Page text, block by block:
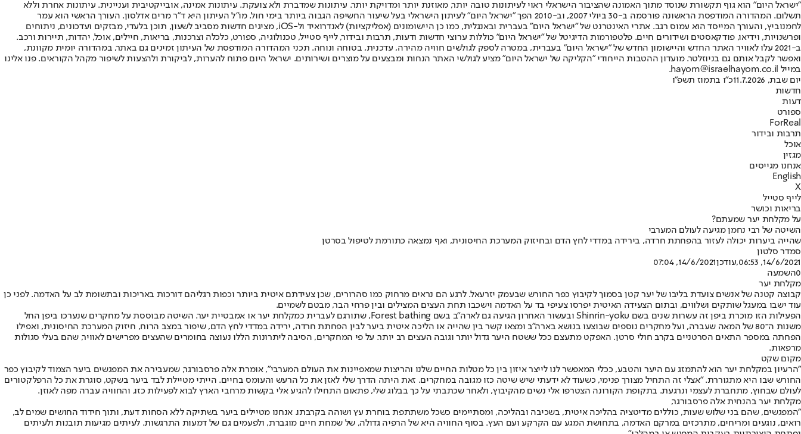
"ישראל היום" הוא גוף תקשורת שנוסד מתוך האמונה שהציבור הישראלי ראוי לעיתונות טובה יותר, מאוזנת יותר ומדויקת יותר. עיתונות שמדברת ולא צועקת. עיתונות אמינה, אובייקטיבית ועניינית. עיתונות אחרת וללא
תשלום. המהדורה המודפסת הראשונה פורסמה ב-30 ביולי 2007, וב-2010 הפך "ישראל היום" לעיתון הישראלי בעל שיעור החשיפה הגבוה ביותר בימי חול. מו"ל העיתון היא ד"ר מרים אדלסון. העורך הראשי הוא עמר
לחמנוביץ, והעורך המייסד הוא עמוס רגב. אתרי האינטרנט של "ישראל היום" בעברית ובאנגלית, כמו כן היישומונים (אפליקציות) לאנדרואיד ול-iOS, מציגים חדשות מסביב לשעון, תוכן בלעדי, מבזקים ועדכונים, ניתוחים
ופרשנויות, וידיאו, פודקאסטים ושידורים חיים. פלטפורמות הדיגיטל של "ישראל היום" כוללות ערוצי חדשות ודעות, תרבות ובידור, לייף סטייל, טכנולוגיה, ספורט, כלכלה וצרכנות, בריאות, חיילים, אוכל, יהדות, תיירות ורכב.
ב-2021 עלו לאוויר האתר החדש והיישומון החדש של "ישראל היום" בעברית, במטרה לספק לגולשים חוויה מהירה, עדכנית, בטוחה ונוחה. תכני המהדורה המודפסת של העיתון זמינים גם באתר, במהדורה יומית מקוונת,
ואפשר לקבל אותם גם בניוזלטר. מועדון ההטבות הייחודי "הקליקה של ישראל היום" מציע לגולשי האתר הנחות ומבצעים על מוצרים ושירותים. ישראל היום פתוח להערות, לביקורת ולהצעות לשיפור מקהל הקוראים. פנו אלינו
במייל hayom@israelhayom.co.il.
יום שבת, 11.7.2026
כ"ו בתמוז תשפ"ו
חדשות
דעות
ספורט
ForReal
תרבות ובידור
אוכל
מגזין
אנחנו מגייסים
English
X
לייף סטייל
בריאות וכושר
על מקלחת יער שמעתם?
השיטה של רבי נחמן מגיעה לעולם המערבי
שהייה ביערות יכולה לעזור בהפחתת חרדה, בירידה במדדי לחץ הדם ובחיזוק המערכת החיסונית, ואף נמצאה כתורמת לטיפול בסרטן
סמדר סלטון
14/6/2021, 06:53
,עודכן14/6/2021, 07:04
0השמעה
מקלחת יער
קבוצה קטנה של אנשים צועדת בליבו של יער קטן בסמוך לקיבוץ כפר החורש שבעמק יזרעאל. לרגע הם נראים מרחוק כמו סהרורים, שכן צעידתם איטית ביותר וכפות רגליהם דורכות באריכות ובתשומת לב על האדמה. לפני כן
עוד ישבו במעגל שותקים ושלווים, ובתום הצעידה האיטית יפרסו צעיפי בד על האדמה וישכבו תחת העצים המצילים ובין פרחי הבר, מבטם לשמיים.
הפעילות הזו מוכרת ביפן זה עשרות שנים בשם Shinrin-yoku ובעשור האחרון הגיעה גם לארה"ב בשם Forest bathing, שתורגם לעברית כמקלחת יער או אמבטיית יער. השיטה מבוססת על מחקרים שנערכו ביפן החל
משנות ה־80 של המאה שעברה, ועל מחקרים נוספים שבוצעו בנושא בארה"ב ומצאו קשר בין שהייה או הליכה איטית ביער לבין הפחתת חרדה, ירידה במדדי לחץ הדם, שיפור במצב הרוח, חיזוק המערכת החיסונית, ואפילו
הפחתה במספר התאים הסרטניים בקרב חולי סרטן. האפקט מתעצם ככל ששטח היער גדול יותר וגובה העצים רב יותר. על פי המחקרים, הסיבה ליתרונות הללו נעוצה בחומרים שהעצים מפרישים לאוויר, שהם בעלי סגולות
מרפאות.
מקום שקט
"הרעיון במקלחת יער הוא להתמזג עם היער והטבע, ככלי המאפשר לנו לייצר איזון בין כל מטלות החיים שלנו והריצות שמאפיינות את העולם המערבי", אומרת אלה פרסבורגר, שמעבירה את המפגשים ביער הצמוד לקיבוץ כפר
החורש שבו היא מתגוררת. "אצלי זה התחיל מצורך פנימי, כשעוד לא ידעתי שיש שיטה כזו מגובה במחקרים. זאת היתה הדרך שלי לאזן את כל הרעש והעומס בחיים. הייתי מטיילת לבד ביער בשקט, סוגרת את כל הרפלקטורים
לעולם שבחוץ, מתחברת לעצמי ונרגעת. בתקופת הקורונה הצטרפו אלי נשים מהקיבוץ, ולאחר שכתבתי על כך בבלוג שלי, פתאום התחילו להגיע אלי בקשות מרחבי הארץ לבוא לפעילות כזו, והחוויה עברה מפה לאוזן.
מקלחת יער בהנחית אלה פרסבורגר,
"המפגשים, שהם בני שלוש שעות, כוללים מדיטציה בהליכה איטית, בשכיבה ובהליכה, ומסתיימים כשכל משתתפת בוחרת עץ ושוהה בקרבתו. אנחנו מטיילים ביער בשתיקה ללא הסחות דעת, ותוך חידוד החושים שמים לב,
רואים, נוגעים ומריחים, מתרכזים במרקם האדמה, בתחושת המגע עם הקרקע ועם העץ. בסוף החוויה היא של הרפיה גדולה, של שמחת חיים מוגברת, ולפעמים גם של דמעות התרגשות. לעיתים מגיעות תובנות ולעיתים